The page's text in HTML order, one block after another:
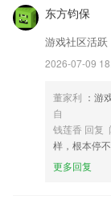
v8国际5048下
实现了扫码推广；
新增可查看单张龙腾
修复少部分界面的
安卓手机支持锁屏查
优化新手用户使用体
支持生成的文件记
东方钧保
游戏社区活跃
2026-07-09
董家利 ：游
自
钱莲香 回复
样，根本停
更多回复